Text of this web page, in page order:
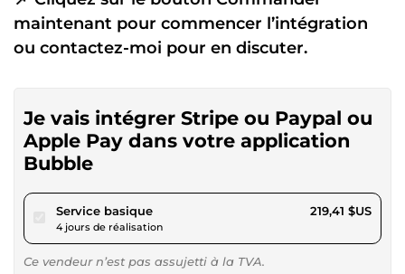
maintenant pour commencer l’intégration
ou contactez-moi pour en discuter.
Je vais intégrer Stripe ou Paypal ou
Apple Pay dans votre application
Bubble
Service basiquepour 202,21 $US
4 jours de réalisation
219,41 $US
Ce vendeur n’est pas assujetti à la TVA.